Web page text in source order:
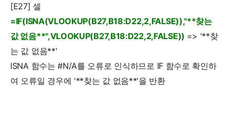
[E27] 셀
=IF(ISNA(VLOOKUP(B27,B18:D22,2,FALSE)),"**찾는
값 없음**",VLOOKUP(B27,B18:D22,2,FALSE)) => '**찾
는 값 없음**'
ISNA 함수는 #N/A를 오류로 인식하므로 IF 함수로 확인하
여 오류일 경우에 '**찾는 값 없음**'을 반환